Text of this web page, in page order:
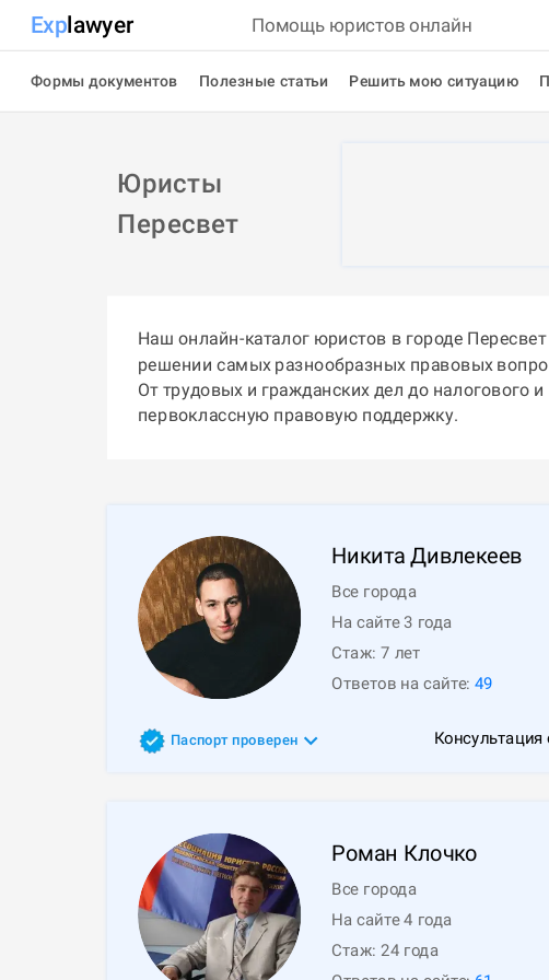
Explawyer Помощь юристов онлайн
Формы документов Полезные статьи Решить мою ситуацию
Юристы
Пересвет
Наш онлайн-каталог юристов в городе
решении самых разнообразных правовых
От трудовых и гражданских дел до
первоклассную правовую поддержку.
Никита Дивлекеев
Все города
На сайте 3 года
Стаж:7 лет
Ответов на сайте: 49
Паспорт проверен Консультация
Роман Клочко
Все города
На сайте 4 года
Стаж: 24 года